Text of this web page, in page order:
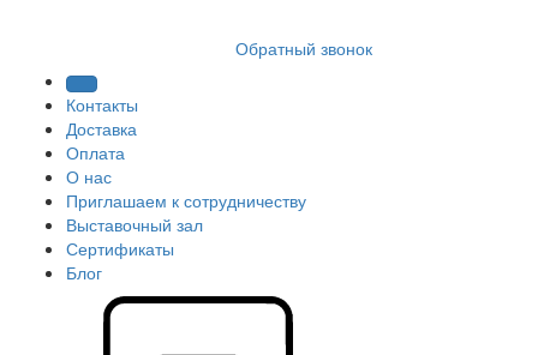
Обратный звонок
Контакты
Доставка
Оплата
О нас
Приглашаем к сотрудничеству
Выставочный зал
Сертификаты
Блог